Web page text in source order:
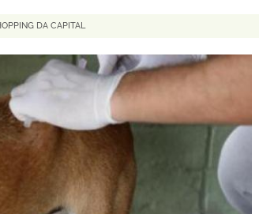
DA CAPITAL